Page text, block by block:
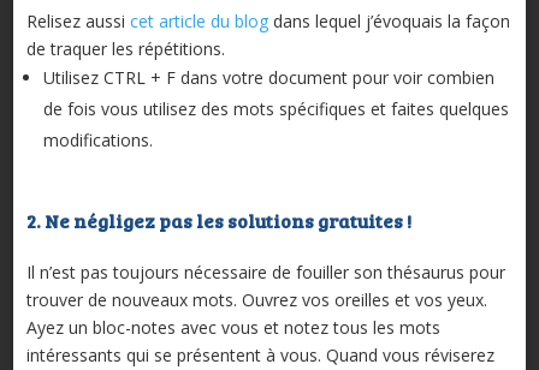
Relisez aussi cet article du blogdans lequel j’évoquais la façon
de traquer les répétitions.
Utilisez CTRL + F dans votre document pour voir combien
de fois vous utilisez des mots spécifiques et faites quelques
modifications.
2. Ne négligez pas les solutions gratuites !
Il n’est pas toujours nécessaire de fouiller son thésaurus pour
trouver de nouveaux mots. Ouvrez vos oreilles et vos yeux.
Ayez un bloc-notes avec vous et notez tous les mots
intéressants qui se présentent à vous. Quand vous réviserez